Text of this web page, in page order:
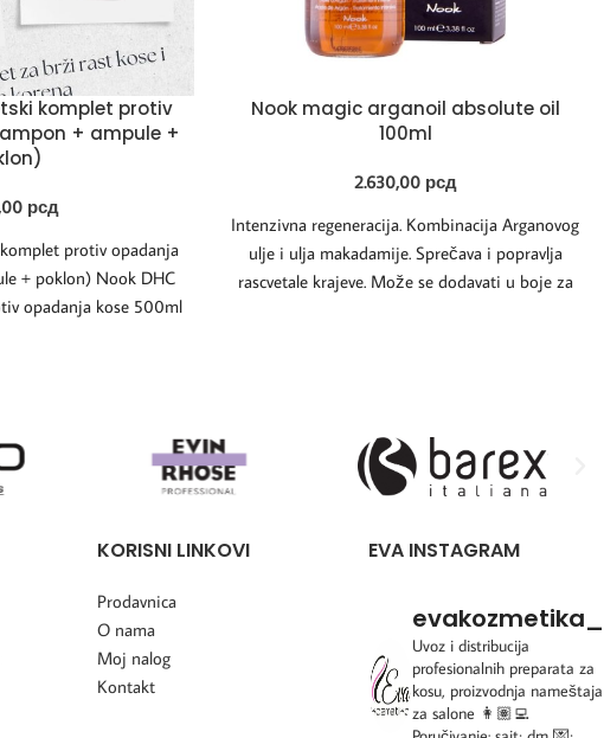
komplet protiv
+ ampule +
рсд
protiv opadanja
+ poklon) Nook DHC
opadanja kose 500ml
Nook magic arganoil absolute oil
100ml
2.630,00 рсд
Intenzivna regeneracija. Kombinacija Arganovog
ulje i ulja makadamije. Sprečava i popravlja
rascvetale krajeve. Može se dodavati u boje za
KORISNI LINKOVI
Prodavnica
O nama
Moj nalog
Kontakt
EVA INSTAGRAM
evakozmetika_
Uvoz i distribucija
profesionalnih preparata za
kosu, proizvodnja nameštaja
za salone 👩🏽‍💻